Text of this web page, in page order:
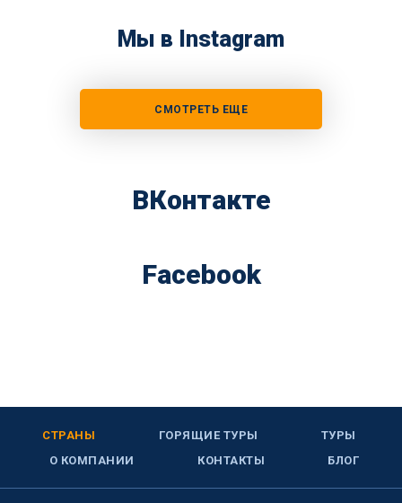
Мы в Instagram
СМОТРЕТЬ ЕЩЕ
ВКонтакте
Facebook
СТРАНЫ ГОРЯЩИЕ ТУРЫ
ТУРЫ
О КОМПАНИИ
КОНТАКТЫ БЛОГ